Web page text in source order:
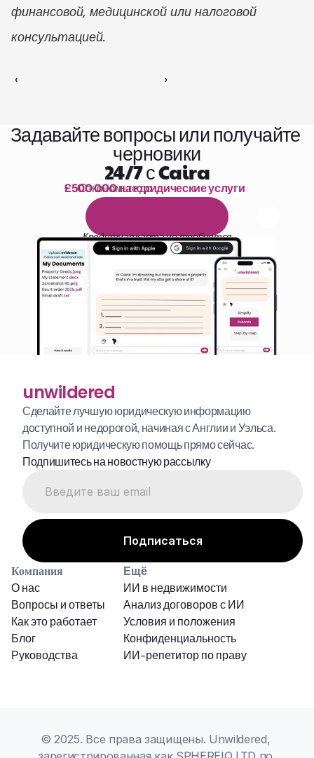
финансовой, медицинской или налоговой
консультацией.
‹ ›
Задавайте вопросы или получайте
черновики
24/7 с Caira
1 000 часов чтения
Сэкономьте до
£500 000 на юридические услуги
ы е
Кредитная карта не требуется
unwildered
Сделайте лучшую юридическую информацию
доступной и недорогой, начиная с Англии и Уэльса.
Получите юридическую помощь прямо сейчас.
Подпишитесь на новостную рассылку
Компания
О нас
Вопросы и ответы
Как это работает
Блог
Руководства
Ещё
Условия и положения
Анализ договоров с ИИ
ИИ-репетитор по праву
Конфиденциальность
ИИ в недвижимости
© 2025. Все права защищены. Unwildered,